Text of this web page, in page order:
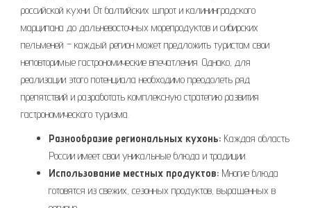
российской кухни. От балтийских шпрот и калининградского
марципана до дальневосточных морепродуктов и сибирских
пельменей – каждый регион может предложить туристам свои
неповторимые гастрономические впечатления. Однако, для
реализации этого потенциала необходимо преодолеть ряд
препятствий и разработать комплексную стратегию развития
гастрономического туризма.
Разнообразие региональных кухонь: Каждая область
России имеет свои уникальные блюда и традиции.
Использование местных продуктов: Многие блюда
готовятся из свежих, сезонных продуктов, выращенных в